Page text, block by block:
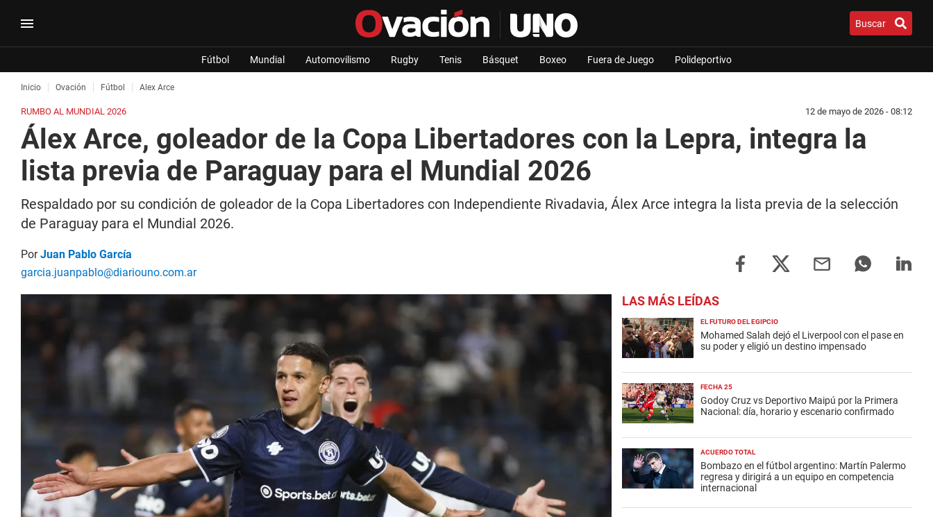
Buscar
Fútbol Mundial Automovilismo Rugby Tenis Básquet Boxeo Fuera de Juego Polideportivo
Inicio Ovación Fútbol Alex Arce
RUMBO AL MUNDIAL 2026 12 de mayo de 2026 - 08:12
Álex Arce, goleador de la Copa Libertadores con la Lepra, integra la
lista previa de Paraguay para el Mundial 2026
Respaldado por su condición de goleador de la Copa Libertadores con Independiente Rivadavia, Álex Arce integra la lista previa de la selección
de Paraguay para el Mundial 2026.
PorJuan Pablo García
garcia.juanpablo@diariouno.com.ar
LAS MÁS LEÍDAS
EL FUTURO DEL EGIPCIO
Mohamed Salah dejó el Liverpool con el pase en
su poder y eligió un destino impensado
FECHA 25
Godoy Cruz vs Deportivo Maipú por la Primera
Nacional: día, horario y escenario confirmado
ACUERDO TOTAL
Bombazo en el fútbol argentino: Martín Palermo
regresa y dirigirá a un equipo en competencia
internacional